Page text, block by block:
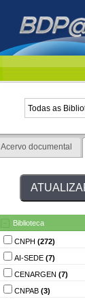
Acervo documental
Biblioteca
CNPH (272)
AI-SEDE (7)
CENARGEN (7)
CNPAB (3)